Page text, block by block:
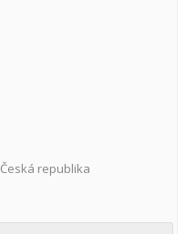
Česká republika